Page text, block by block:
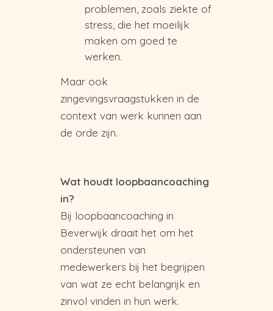
problemen, zoals ziekte of
stress, die het moeilijk
maken om goed te
werken.
Maar ook
zingevingsvraagstukken in de
context van werk kunnen aan
de orde zijn.
Wat houdt loopbaancoaching
in?
Bij loopbaancoaching in
Beverwijk draait het om het
ondersteunen van
medewerkers bij het begrijpen
van wat ze echt belangrijk en
zinvol vinden in hun werk.